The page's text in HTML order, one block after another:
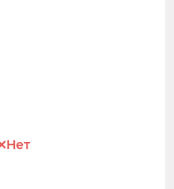
Нет